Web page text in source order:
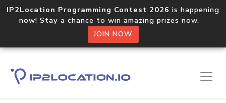
IP2Location Programming Contest 2026 is happening
now! Stay a chance to win amazing prizes now.
JOIN NOW
Home Libraries